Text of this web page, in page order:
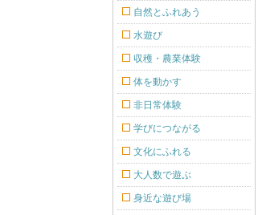
自然とふれあう
水遊び
収穫・農業体験
体を動かす
非日常体験
学びにつながる
文化にふれる
大人数で遊ぶ
身近な遊び場